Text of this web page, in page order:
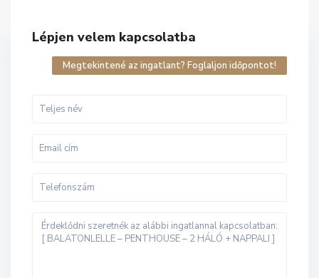
Lépjen velem kapcsolatba
Megtekintené az ingatlant? Foglaljon időpontot!